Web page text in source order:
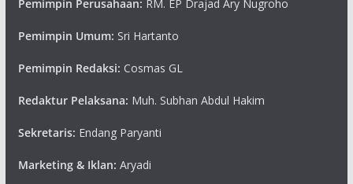
Pemimpin Perusahaan: RM. EP Drajad Ary Nugroho
Pemimpin Umum: Sri Hartanto
Pemimpin Redaksi: Cosmas GL
Redaktur Pelaksana: Muh. Subhan Abdul Hakim
Sekretaris: Endang Paryanti
Marketing & Iklan: Aryadi